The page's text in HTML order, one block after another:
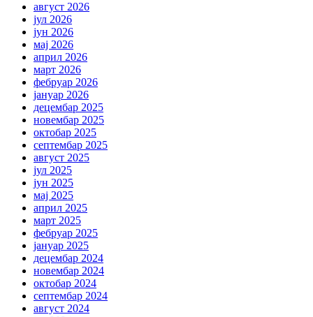
август 2026
јул 2026
јун 2026
мај 2026
април 2026
март 2026
фебруар 2026
јануар 2026
децембар 2025
новембар 2025
октобар 2025
септембар 2025
август 2025
јул 2025
јун 2025
мај 2025
април 2025
март 2025
фебруар 2025
јануар 2025
децембар 2024
новембар 2024
октобар 2024
септембар 2024
август 2024